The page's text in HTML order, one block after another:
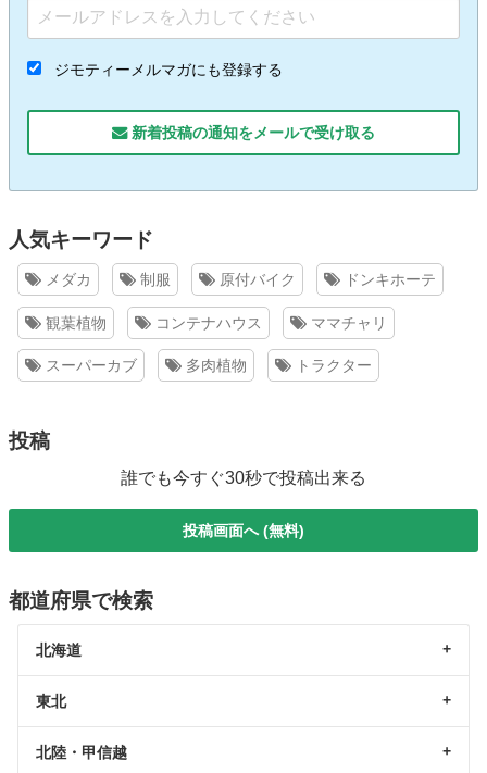
ジモティーメルマガにも登録する
新着投稿の通知をメールで受け取る
人気キーワード
メダカ 制服 原付バイク ドンキホーテ
観葉植物 コンテナハウス ママチャリ
スーパーカブ 多肉植物 トラクター
投稿
誰でも今すぐ30秒で投稿出来る
投稿画面へ (無料)
都道府県で検索
北海道
東北
北陸・甲信越